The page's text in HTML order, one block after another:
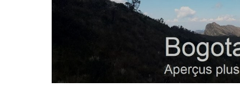
Regards personnels sur la vie d’expatrié à Bogota